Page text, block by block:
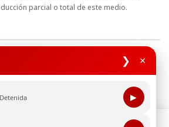
❯ ×
Detenida ▶
parcial o total de este medio.
Derechos de Autor y Propiedad Intelectual
Política de Tratamiento de Datos
cookie para mejorar tu experiencia de